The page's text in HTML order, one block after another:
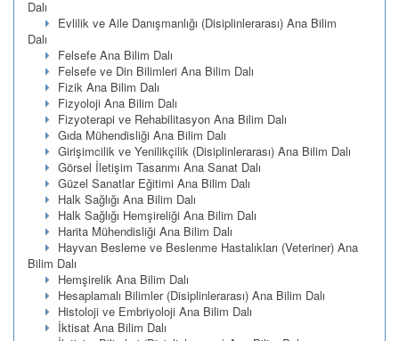
Dalı
Evlilik ve Aile Danışmanlığı (Disiplinlerarası) Ana Bilim
Dalı
Felsefe Ana Bilim Dalı
Felsefe ve Din Bilimleri Ana Bilim Dalı
Fizik Ana Bilim Dalı
Fizyoloji Ana Bilim Dalı
Fizyoterapi ve Rehabilitasyon Ana Bilim Dalı
Gıda Mühendisliği Ana Bilim Dalı
Girişimcilik ve Yenilikçilik (Disiplinlerarası) Ana Bilim Dalı
Görsel İletişim Tasarımı Ana Sanat Dalı
Güzel Sanatlar Eğitimi Ana Bilim Dalı
Halk Sağlığı Ana Bilim Dalı
Halk Sağlığı Hemşireliği Ana Bilim Dalı
Harita Mühendisliği Ana Bilim Dalı
Hayvan Besleme ve Beslenme Hastalıkları (Veteriner) Ana
Bilim Dalı
Hemşirelik Ana Bilim Dalı
Hesaplamalı Bilimler (Disiplinlerarası) Ana Bilim Dalı
Histoloji ve Embriyoloji Ana Bilim Dalı
İktisat Ana Bilim Dalı